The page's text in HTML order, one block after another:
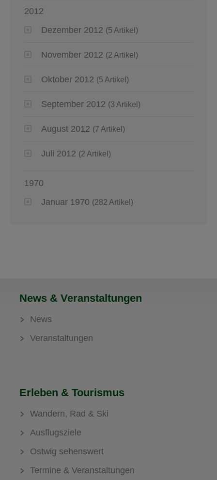
2012
Dezember 2012 (5 Artikel)
November 2012 (2 Artikel)
Oktober 2012 (5 Artikel)
September 2012 (3 Artikel)
August 2012 (7 Artikel)
Juli 2012 (2 Artikel)
1970
Januar 1970 (282 Artikel)
News & Veranstaltungen
News
Veranstaltungen
Erleben & Tourismus
Wandern, Rad & Ski
Ausflugsziele
Ostwig sehenswert
Termine & Veranstaltungen